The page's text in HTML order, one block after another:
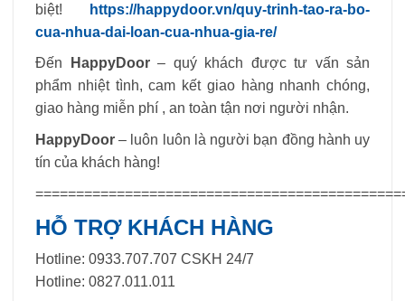
biệt!
https://happydoor.vn/quy-trinh-tao-ra-bo-
cua-nhua-dai-loan-cua-nhua-gia-re/
Đến HappyDoor– quý khách được tư vấn sản
phẩm nhiệt tình, cam kết giao hàng nhanh chóng,
giao hàng miễn phí , an toàn tận nơi người nhận.
HappyDoor – luôn luôn là người bạn đồng hành uy
tín của khách hàng!
HỖ TRỢ KHÁCH HÀNG
Hotline: 0933.707.707 CSKH 24/7
Hotline: 0827.011.011